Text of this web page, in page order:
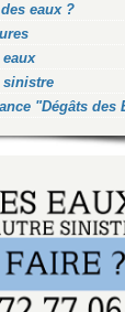
eaux ?
sinistre
"Dégâts des